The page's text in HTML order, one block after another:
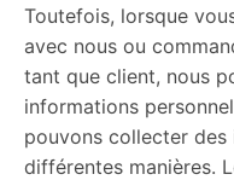
Toutefois, lorsque
avec nous ou
tant que client, nous
informations
pouvons collecter
différentes manières.